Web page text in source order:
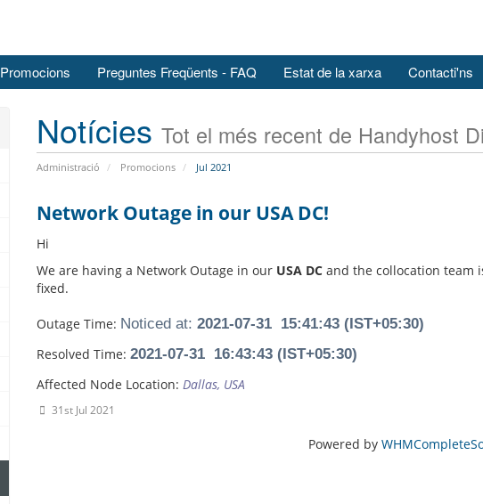
Promocions Preguntes Freqüents - FAQ Estat de la xarxa Contacti'ns
Notícies Tot el més recent de Handyhost
Administració Promocions Jul 2021
Network Outage in our USA DC!
Hi
We are having a Network Outage in our USA DCand the collocation team
fixed.
Outage Time: Noticed at: 2021-07-31 15:41:43 (IST+05:30)
Resolved Time: 2021-07-31 16:43:43 (IST+05:30)
Affected Node Location: Dallas, USA
31st Jul 2021
Powered by